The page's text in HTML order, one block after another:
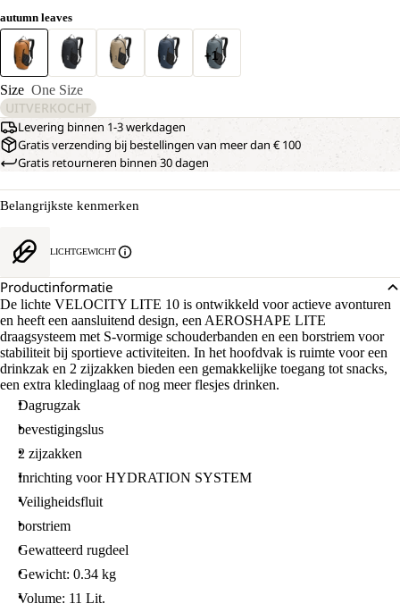
autumn leaves
+1
Size One Size
UITVERKOCHT
Levering binnen 1-3 werkdagen
Gratis verzending bij bestellingen van meer dan € 100
Gratis retourneren binnen 30 dagen
Belangrijkste kenmerken
LICHTGEWICHT
Productinformatie
De lichte VELOCITY LITE 10 is ontwikkeld voor actieve avonturen
en heeft een aansluitend design, een AEROSHAPE LITE
draagsysteem met S-vormige schouderbanden en een borstriem voor
stabiliteit bij sportieve activiteiten. In het hoofdvak is ruimte voor een
drinkzak en 2 zijzakken bieden een gemakkelijke toegang tot snacks,
een extra kledinglaag of nog meer flesjes drinken.
Dagrugzak
bevestigingslus
2 zijzakken
Inrichting voor HYDRATION SYSTEM
Veiligheidsfluit
borstriem
Gewatteerd rugdeel
Gewicht: 0.34 kg
Volume: 11 Lit.